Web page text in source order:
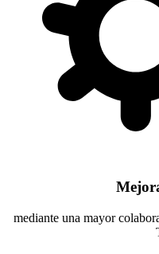
mediante una mayor